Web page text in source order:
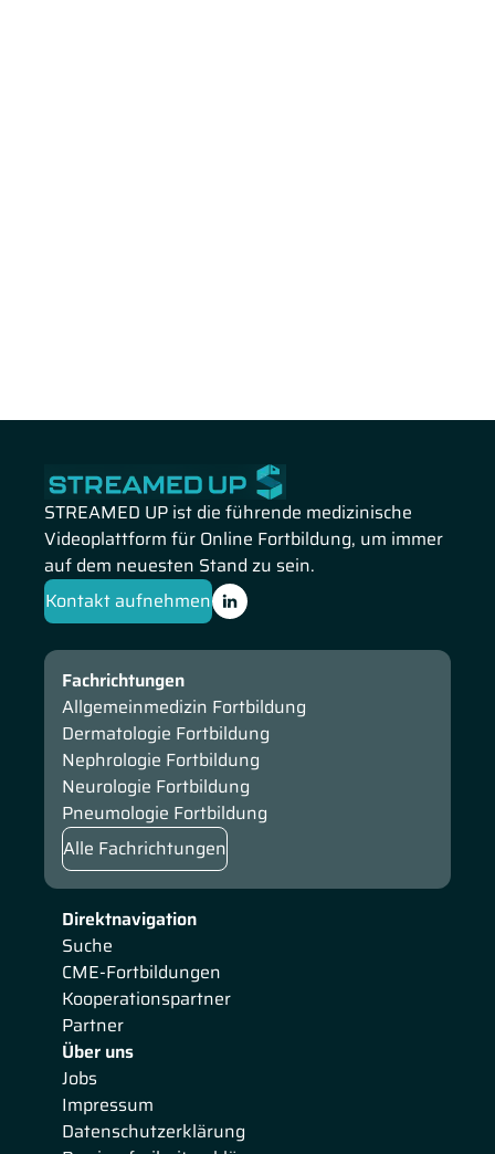
STREAMED UP ist die führende medizinische
Videoplattform für Online Fortbildung, um immer
auf dem neuesten Stand zu sein.
Kontakt aufnehmen
Direktnavigation
Suche
CME-Fortbildungen
Kooperationspartner
Partner
Über uns
Jobs
Impressum
Datenschutzerklärung
Fachrichtungen
Allgemeinmedizin Fortbildung
Dermatologie Fortbildung
Nephrologie Fortbildung
Neurologie Fortbildung
Pneumologie Fortbildung
Alle Fachrichtungen